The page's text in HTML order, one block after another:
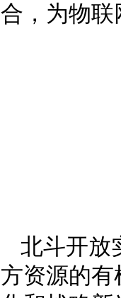
合，为物
北斗开放
方资源的